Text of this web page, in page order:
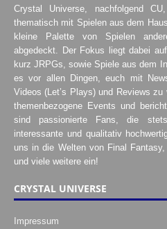
Crystal Universe, nachfolgend
thematisch mit Spielen aus dem
kleine Palette von Spielen
abgedeckt. Der Fokus liegt dabei
kurz JRPGs, sowie Spiele aus dem
es vor allen Dingen, euch mit
Videos (Let’s Plays) und Reviews
themenbezogene Events und
sind passionierte Fans, die
interessante und qualitativ
uns in die Welten von Final
und viele weitere ein!
CRYSTAL UNIVERSE
Impressum